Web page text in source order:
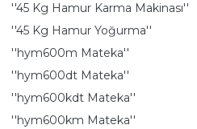
''45 Kg Hamur Karma Makinası''
''45 Kg Hamur Yoğurma''
''hym600m Mateka''
''hym600dt Mateka''
''hym600kdt Mateka''
''hym600km Mateka''